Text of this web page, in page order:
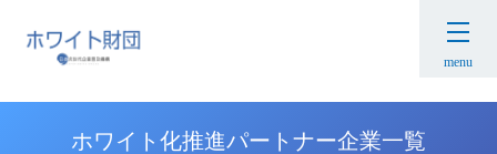
menu
ホワイト化推進パートナー企業一覧